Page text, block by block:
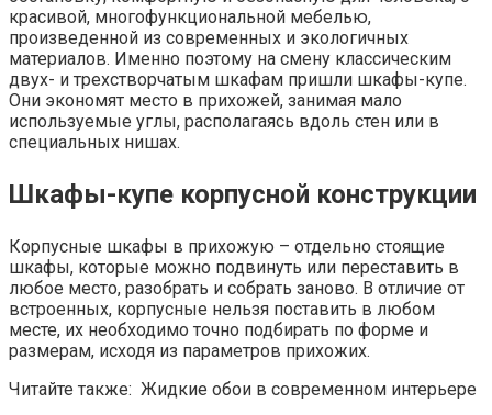
красивой, многофункциональной мебелью,
произведенной из современных и экологичных
материалов. Именно поэтому на смену классическим
двух- и трехстворчатым шкафам пришли шкафы-купе.
Они экономят место в прихожей, занимая мало
используемые углы, располагаясь вдоль стен или в
специальных нишах.
Шкафы-купе корпусной конструкции
Корпусные шкафы в прихожую – отдельно стоящие
шкафы, которые можно подвинуть или переставить в
любое место, разобрать и собрать заново. В отличие от
встроенных, корпусные нельзя поставить в любом
месте, их необходимо точно подбирать по форме и
размерам, исходя из параметров прихожих.
Читайте также: Жидкие обои в современном интерьере